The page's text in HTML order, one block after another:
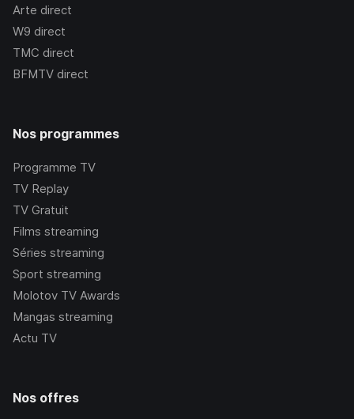
Arte direct
W9 direct
TMC direct
BFMTV direct
Nos programmes
Programme TV
TV Replay
TV Gratuit
Films streaming
Séries streaming
Sport streaming
Molotov TV Awards
Mangas streaming
Actu TV
Nos offres